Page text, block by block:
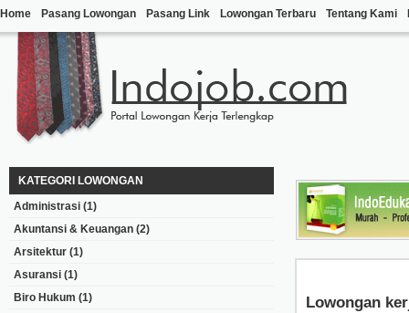
Home Pasang Lowongan Pasang Link Lowongan Terbaru Tentang Kami
KATEGORI LOWONGAN
Administrasi (1)
Akuntansi & Keuangan (2)
Arsitektur (1)
Asuransi (1)
Biro Hukum (1)
Lowongan